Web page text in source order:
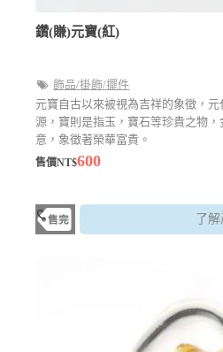
鑽(賺)元寶(紅)
飾品/掛飾/擺件
元寶自古以來被視為吉祥的象徵，
源，寶則是指玉，寶石等珍貴之物
意，象徵著榮華富貴。
售價NT$600
了